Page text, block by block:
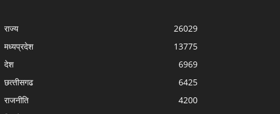
राज्‍य
26029
मध्यप्रदेश
13775
देश
6969
छत्‍तीसगढ
6425
राजनीति
4200